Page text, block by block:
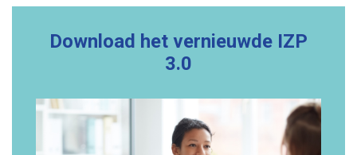
Download het vernieuwde IZP
3.0